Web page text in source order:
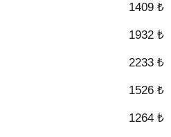
1409 ₺
1932 ₺
2233 ₺
1526 ₺
1264 ₺